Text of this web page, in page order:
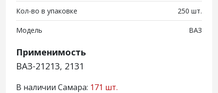
Кол-во в упаковке 250 шт.
Модель ВАЗ
Применимость
ВАЗ-21213, 2131
В наличии Самара: 171 шт.